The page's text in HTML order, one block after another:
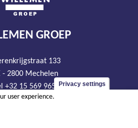
GROEP
133
- 2800 Mechelen
+32 15 569 965
Privacy settings
user experience.